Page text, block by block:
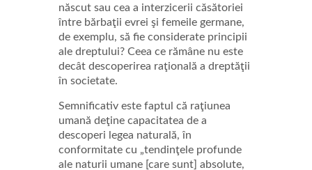
născut sau cea a interzicerii căsătoriei
între bărbaţii evrei şi femeile germane,
de exemplu, să fie considerate principii
ale dreptului? Ceea ce rămâne nu este
decât descoperirea raţională a dreptăţii
în societate.
Semnificativ este faptul că raţiunea
umană deţine capacitatea de a
descoperi legea naturală, în
conformitate cu „tendinţele profunde
ale naturii umane [care sunt] absolute,